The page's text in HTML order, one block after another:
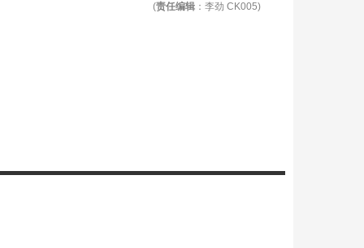
(责任编辑 ：李劲 CK005)